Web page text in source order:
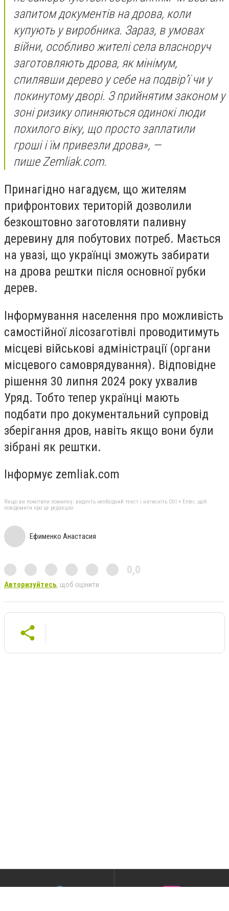
запитом документів на дрова, коли
купують у виробника. Зараз, в умовах
війни, особливо жителі села власноруч
заготовляють дрова, як мінімум,
спилявши дерево у себе на подвір'ї чи у
покинутому дворі. З прийнятим законом у
зоні ризику опиняються одинокі люди
похилого віку, що просто заплатили
гроші і їм привезли дрова», —
пише Zemliak.com.
Принагідно нагадуєм, що жителям
прифронтових територій дозволили
безкоштовно заготовляти паливну
деревину для побутових потреб. Мається
на увазі, що українці зможуть забирати
на дрова рештки після основної рубки
дерев.
Інформування населення про можливість
самостійної лісозаготівлі проводитимуть
місцеві військові адміністрації (органи
місцевого самоврядування). Відповідне
рішення 30 липня 2024 року ухвалив
Уряд. Тобто тепер українці мають
подбати про документальний супровід
зберігання дров, навіть якщо вони були
зібрані як рештки.
Інформує zemliak.com
Якщо ви помітили помилку, виділіть необхідний текст і натисніть Ctrl + Enter, щоб
повідомити про це редакцію
Ефименко Анастасия
0,0
Авторизуйтесь, щоб оцінити